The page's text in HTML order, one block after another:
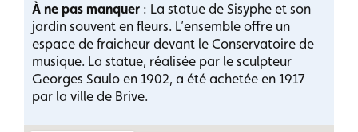
À ne pas manquer : La statue de Sisyphe et son
jardin souvent en fleurs. L’ensemble offre un
espace de fraicheur devant le Conservatoire de
musique. La statue, réalisée par le sculpteur
Georges Saulo en 1902, a été achetée en 1917
par la ville de Brive.